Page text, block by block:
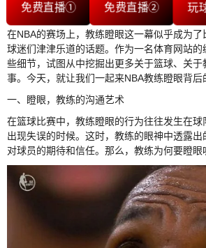
免费直播① 免费直播② 玩
在NBA的赛场上，教练瞪眼这一幕似乎成为
球迷们津津乐道的话题。作为一名体育网站
些细节，试图从中挖掘出更多关于篮球、关
事。今天，就让我们一起来NBA教练瞪眼背后
一、瞪眼，教练的沟通艺术
在篮球比赛中，教练瞪眼的行为往往发生在球
出现失误的时候。这时，教练的眼神中透露
对球员的期待和信任。那么，教练为何要瞪眼